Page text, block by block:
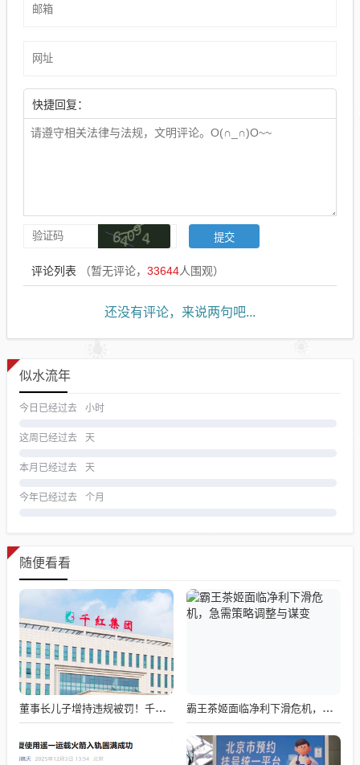
快捷回复：
评论列表 （暂无评论， 33644人围观）
还没有评论，来说两句吧...
似水流年
今日已经过去 小时
这周已经过去 天
本月已经过去 天
今年已经过去 个月
随便看看
董事长儿子增持违规被罚！千红制药市值128亿，半年净赚2.58亿却踩雷信托5年 霸王茶姬面临净利下滑危机，急需策略调整与谋变